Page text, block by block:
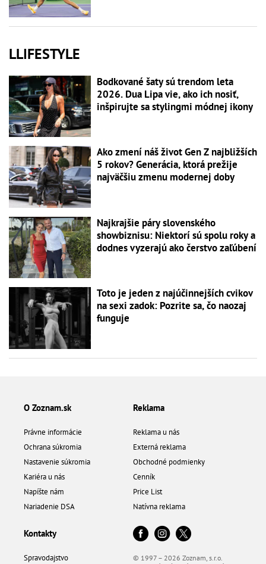
LLIFESTYLE
Bodkované šaty sú trendom leta
2026. Dua Lipa vie, ako ich nosiť,
inšpirujte sa stylingmi módnej ikony
Ako zmení náš život Gen Z najbližších
5 rokov? Generácia, ktorá prežije
najväčšiu zmenu modernej doby
Najkrajšie páry slovenského
showbiznisu: Niektorí sú spolu roky a
dodnes vyzerajú ako čerstvo zaľúbení
Toto je jeden z najúčinnejších cvikov
na sexi zadok: Pozrite sa, čo naozaj
funguje
O Zoznam.sk
Právne informácie
Ochrana súkromia
Nastavenie súkromia
Kariéra u nás
Napíšte nám
Nariadenie DSA
Reklama
Reklama u nás
Externá reklama
Obchodné podmienky
Cenník
Price List
Natívna reklama
Kontakty
Spravodajstvo © 1997 – 2026 Zoznam, s.r.o.